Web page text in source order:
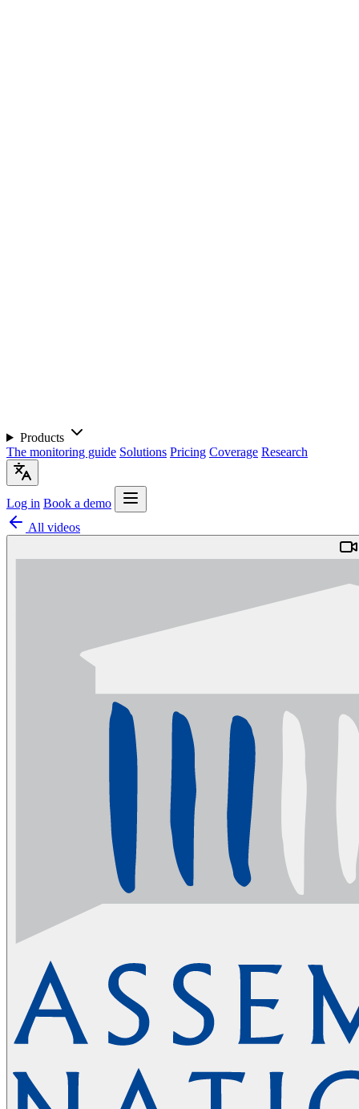
Products
The monitoring guide Solutions Pricing Coverage Research
Log in Book a demo
All videos